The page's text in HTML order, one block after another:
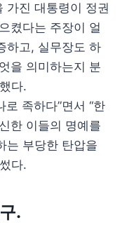
가진 대통령이 정권
켰다는 주장이 얼
하고, 실무장도 하
을 의미하는지 분
다.
족하다”면서 “한
한 이들의 명예를
는 부당한 탄압을
다.
.